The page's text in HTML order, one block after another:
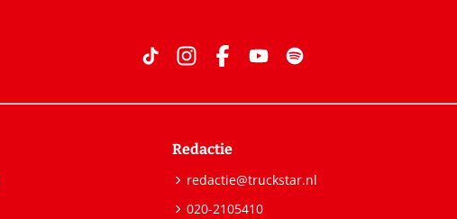
Redactie
redactie@truckstar.nl
020-2105410